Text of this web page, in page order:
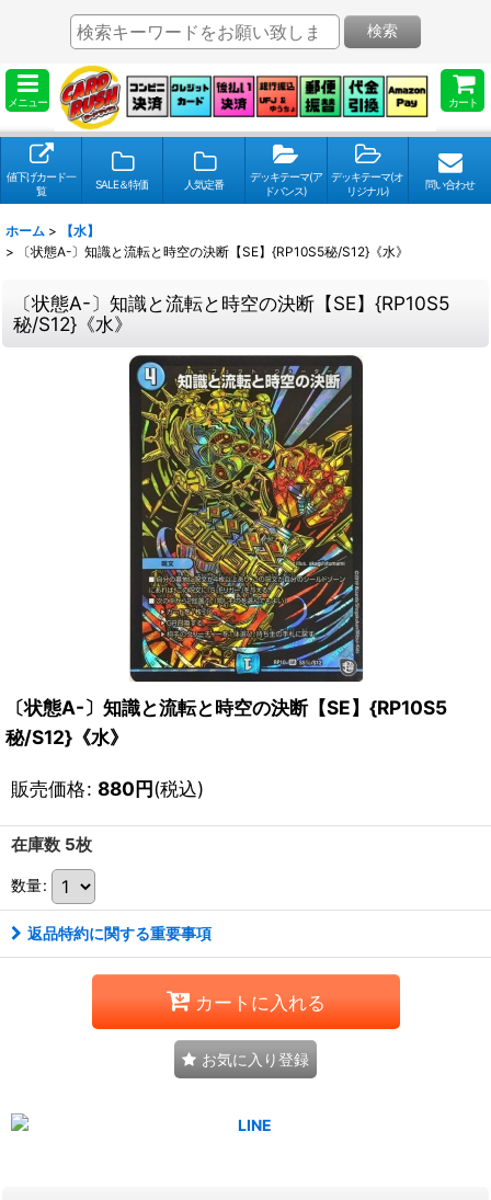
メニュー カート
検索
値下げカード一
覧
SALE＆特価 人気定番
デッキテーマ(ア
ドバンス)
デッキテーマ(オ
リジナル)
問い合わせ
ホーム >
【水】
>
〔状態A-〕知識と流転と時空の決断【SE】{RP10S5秘/S12}《水》
〔状態A-〕知識と流転と時空の決断【SE】{RP10S5
秘/S12}《水》
〔状態A-〕知識と流転と時空の決断【SE】{RP10S5
秘/S12}《水》
販売価格: 880円(税込)
在庫数 5枚
数量:
返品特約に関する重要事項
カートに入れる
お気に入り登録